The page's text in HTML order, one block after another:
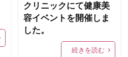
クリニックにて健康美
容イベントを開催しま
した。
続きを読む